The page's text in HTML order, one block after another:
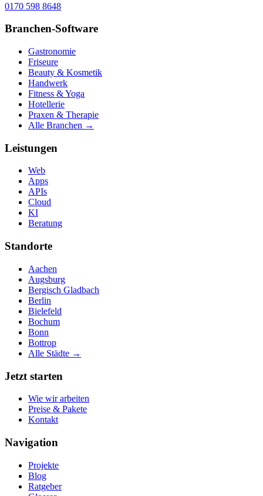
0170 598 8648
Branchen-Software
Gastronomie
Friseure
Beauty & Kosmetik
Handwerk
Fitness & Yoga
Hotellerie
Praxen & Therapie
Alle Branchen →
Leistungen
Web
Apps
APIs
Cloud
KI
Beratung
Standorte
Aachen
Augsburg
Bergisch Gladbach
Berlin
Bielefeld
Bochum
Bonn
Bottrop
Alle Städte →
Jetzt starten
Wie wir arbeiten
Preise & Pakete
Kontakt
Navigation
Projekte
Blog
Ratgeber